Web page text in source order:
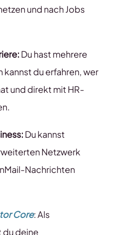
und nach Jobs
Du hast mehrere
du erfahren, wer
und direkt mit HR-
Du kannst
Netzwerk
Nachrichten
Core: Als
deine